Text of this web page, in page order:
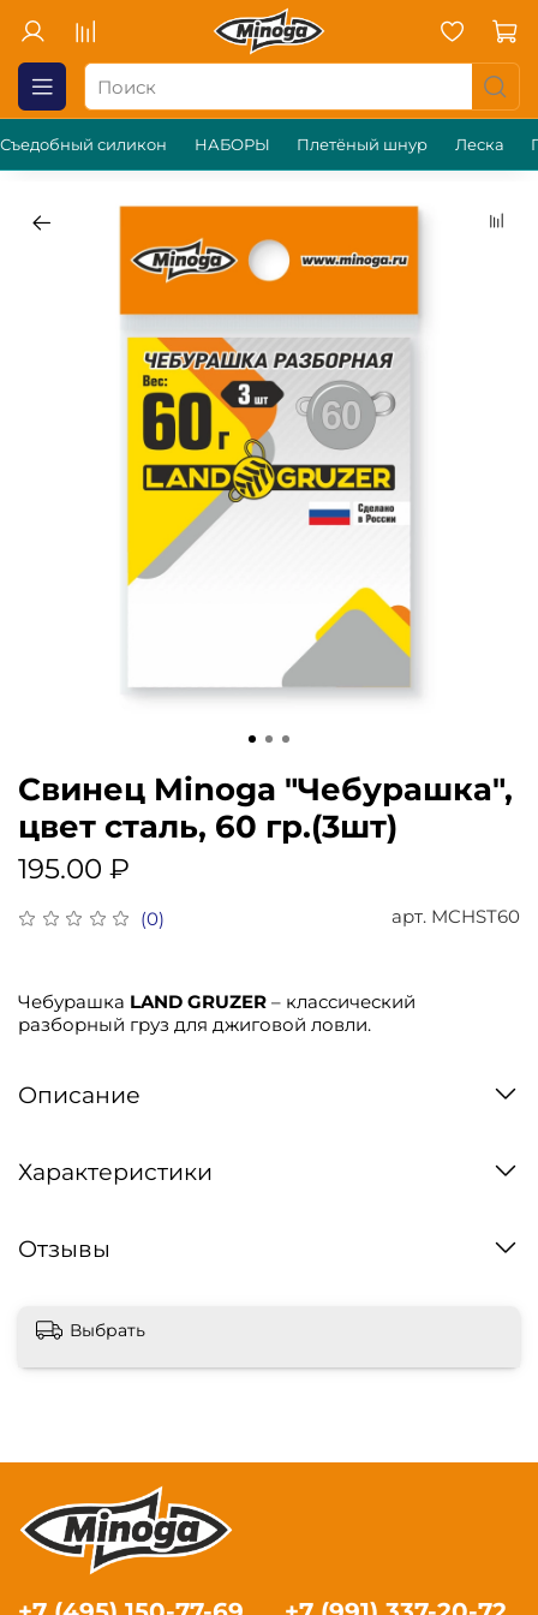
Съедобный силикон НАБОРЫ Плетёный шнур Леска
(0) арт. MCHST60
Свинец Minoga "Чебурашка",
цвет сталь, 60 гр.(3шт)
195.00 ₽
Чебурашка LAND GRUZER – классический
разборный груз для джиговой ловли.
Описание
Характеристики
Отзывы
Выбрать